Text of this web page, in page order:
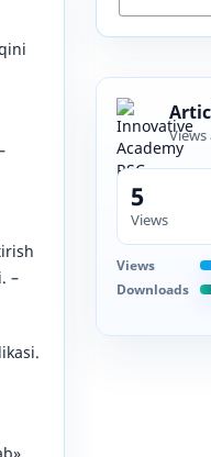
–
5
Views
Views
Downloads